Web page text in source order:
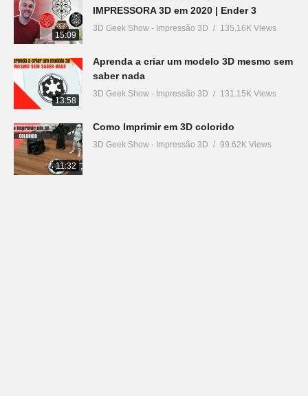
15:09
IMPRESSORA 3D em 2020 | Ender 3
3D Geek Show - Impressão 3D 135.16K Views
13:58
Aprenda a criar um modelo 3D mesmo sem
saber nada
3D Geek Show - Impressão 3D 131.15K Views
11:32
Como Imprimir em 3D colorido
3D Geek Show - Impressão 3D 99.62K Views